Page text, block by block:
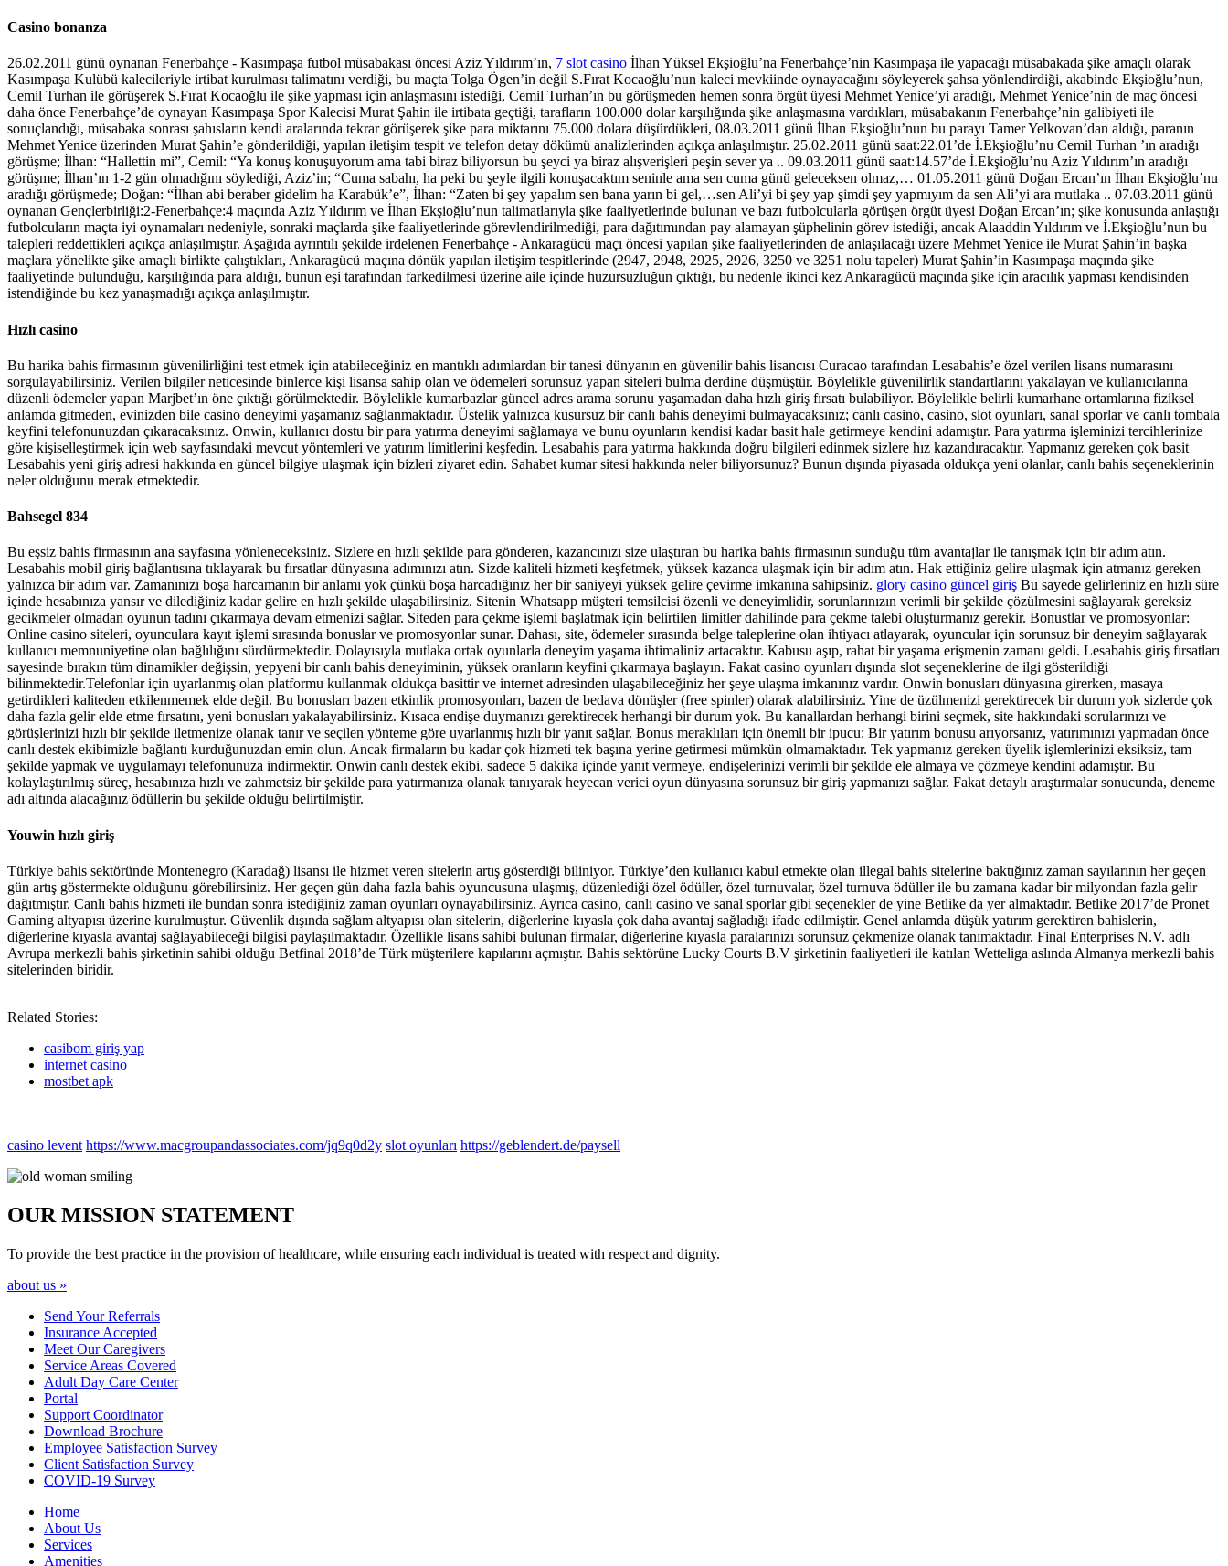
Casino bonanza
26.02.2011 günü oynanan Fenerbahçe - Kasımpaşa futbol müsabakası öncesi Aziz Yıldırım’ın, 7 slot casino İlhan Yüksel Ekşioğlu’na Fenerbahçe’nin Kasımpaşa ile yapacağı müsabakada şike amaçlı olarak
Kasımpaşa Kulübü kalecileriyle irtibat kurulması talimatını verdiği, bu maçta Tolga Ögen’in değil S.Fırat Kocaoğlu’nun kaleci mevkiinde oynayacağını söyleyerek şahsa yönlendirdiği, akabinde Ekşioğlu’nun,
Cemil Turhan ile görüşerek S.Fırat Kocaoğlu ile şike yapması için anlaşmasını istediği, Cemil Turhan’ın bu görüşmeden hemen sonra örgüt üyesi Mehmet Yenice’yi aradığı, Mehmet Yenice’nin de maç öncesi
daha önce Fenerbahçe’de oynayan Kasımpaşa Spor Kalecisi Murat Şahin ile irtibata geçtiği, tarafların 100.000 dolar karşılığında şike anlaşmasına vardıkları, müsabakanın Fenerbahçe’nin galibiyeti ile
sonuçlandığı, müsabaka sonrası şahısların kendi aralarında tekrar görüşerek şike para miktarını 75.000 dolara düşürdükleri, 08.03.2011 günü İlhan Ekşioğlu’nun bu parayı Tamer Yelkovan’dan aldığı, paranın
Mehmet Yenice üzerinden Murat Şahin’e gönderildiği, yapılan iletişim tespit ve telefon detay dökümü analizlerinden açıkça anlaşılmıştır. 25.02.2011 günü saat:22.01’de İ.Ekşioğlu’nu Cemil Turhan ’ın aradığı
görüşme; İlhan: “Hallettin mi”, Cemil: “Ya konuş konuşuyorum ama tabi biraz biliyorsun bu şeyci ya biraz alışverişleri peşin sever ya .. 09.03.2011 günü saat:14.57’de İ.Ekşioğlu’nu Aziz Yıldırım’ın aradığı
görüşme; İlhan’ın 1-2 gün olmadığını söylediği, Aziz’in; “Cuma sabahı, ha peki bu şeyle ilgili konuşacaktım seninle ama sen cuma günü geleceksen olmaz,… 01.05.2011 günü Doğan Ercan’ın İlhan Ekşioğlu’nu
aradığı görüşmede; Doğan: “İlhan abi beraber gidelim ha Karabük’e”, İlhan: “Zaten bi şey yapalım sen bana yarın bi gel,…sen Ali’yi bi şey yap şimdi şey yapmıyım da sen Ali’yi ara mutlaka .. 07.03.2011 günü
oynanan Gençlerbirliği:2-Fenerbahçe:4 maçında Aziz Yıldırım ve İlhan Ekşioğlu’nun talimatlarıyla şike faaliyetlerinde bulunan ve bazı futbolcularla görüşen örgüt üyesi Doğan Ercan’ın; şike konusunda anlaştığı
futbolcuların maçta iyi oynamaları nedeniyle, sonraki maçlarda şike faaliyetlerinde görevlendirilmediği, para dağıtımından pay alamayan şüphelinin görev istediği, ancak Alaaddin Yıldırım ve İ.Ekşioğlu’nun bu
talepleri reddettikleri açıkça anlaşılmıştır. Aşağıda ayrıntılı şekilde irdelenen Fenerbahçe - Ankaragücü maçı öncesi yapılan şike faaliyetlerinden de anlaşılacağı üzere Mehmet Yenice ile Murat Şahin’in başka
maçlara yönelikte şike amaçlı birlikte çalıştıkları, Ankaragücü maçına dönük yapılan iletişim tespitlerinde (2947, 2948, 2925, 2926, 3250 ve 3251 nolu tapeler) Murat Şahin’in Kasımpaşa maçında şike
faaliyetinde bulunduğu, karşılığında para aldığı, bunun eşi tarafından farkedilmesi üzerine aile içinde huzursuzluğun çıktığı, bu nedenle ikinci kez Ankaragücü maçında şike için aracılık yapması kendisinden
istendiğinde bu kez yanaşmadığı açıkça anlaşılmıştır.
Hızlı casino
Bu harika bahis firmasının güvenilirliğini test etmek için atabileceğiniz en mantıklı adımlardan bir tanesi dünyanın en güvenilir bahis lisancısı Curacao tarafından Lesabahis’e özel verilen lisans numarasını
sorgulayabilirsiniz. Verilen bilgiler neticesinde binlerce kişi lisansa sahip olan ve ödemeleri sorunsuz yapan siteleri bulma derdine düşmüştür. Böylelikle güvenilirlik standartlarını yakalayan ve kullanıcılarına
düzenli ödemeler yapan Marjbet’ın öne çıktığı görülmektedir. Böylelikle kumarbazlar güncel adres arama sorunu yaşamadan daha hızlı giriş fırsatı bulabiliyor. Böylelikle belirli kumarhane ortamlarına fiziksel
anlamda gitmeden, evinizden bile casino deneyimi yaşamanız sağlanmaktadır. Üstelik yalnızca kusursuz bir canlı bahis deneyimi bulmayacaksınız; canlı casino, casino, slot oyunları, sanal sporlar ve canlı tombala
keyfini telefonunuzdan çıkaracaksınız. Onwin, kullanıcı dostu bir para yatırma deneyimi sağlamaya ve bunu oyunların kendisi kadar basit hale getirmeye kendini adamıştır. Para yatırma işleminizi tercihlerinize
göre kişiselleştirmek için web sayfasındaki mevcut yöntemleri ve yatırım limitlerini keşfedin. Lesabahis para yatırma hakkında doğru bilgileri edinmek sizlere hız kazandıracaktır. Yapmanız gereken çok basit
Lesabahis yeni giriş adresi hakkında en güncel bilgiye ulaşmak için bizleri ziyaret edin. Sahabet kumar sitesi hakkında neler biliyorsunuz? Bunun dışında piyasada oldukça yeni olanlar, canlı bahis seçeneklerinin
neler olduğunu merak etmektedir.
Bahsegel 834
Bu eşsiz bahis firmasının ana sayfasına yönleneceksiniz. Sizlere en hızlı şekilde para gönderen, kazancınızı size ulaştıran bu harika bahis firmasının sunduğu tüm avantajlar ile tanışmak için bir adım atın.
Lesabahis mobil giriş bağlantısına tıklayarak bu fırsatlar dünyasına adımınızı atın. Sizde kaliteli hizmeti keşfetmek, yüksek kazanca ulaşmak için bir adım atın. Hak ettiğiniz gelire ulaşmak için atmanız gereken
yalnızca bir adım var. Zamanınızı boşa harcamanın bir anlamı yok çünkü boşa harcadığınız her bir saniyeyi yüksek gelire çevirme imkanına sahipsiniz. glory casino güncel giriş Bu sayede gelirleriniz en hızlı süre
içinde hesabınıza yansır ve dilediğiniz kadar gelire en hızlı şekilde ulaşabilirsiniz. Sitenin Whatsapp müşteri temsilcisi özenli ve deneyimlidir, sorunlarınızın verimli bir şekilde çözülmesini sağlayarak gereksiz
gecikmeler olmadan oyunun tadını çıkarmaya devam etmenizi sağlar. Siteden para çekme işlemi başlatmak için belirtilen limitler dahilinde para çekme talebi oluşturmanız gerekir. Bonustlar ve promosyonlar:
Online casino siteleri, oyunculara kayıt işlemi sırasında bonuslar ve promosyonlar sunar. Dahası, site, ödemeler sırasında belge taleplerine olan ihtiyacı atlayarak, oyuncular için sorunsuz bir deneyim sağlayarak
kullanıcı memnuniyetine olan bağlılığını sürdürmektedir. Dolayısıyla mutlaka ortak oyunlarla deneyim yaşama ihtimaliniz artacaktır. Kabusu aşıp, rahat bir yaşama erişmenin zamanı geldi. Lesabahis giriş fırsatları
sayesinde bırakın tüm dinamikler değişsin, yepyeni bir canlı bahis deneyiminin, yüksek oranların keyfini çıkarmaya başlayın. Fakat casino oyunları dışında slot seçeneklerine de ilgi gösterildiği
bilinmektedir.Telefonlar için uyarlanmış olan platformu kullanmak oldukça basittir ve internet adresinden ulaşabileceğiniz her şeye ulaşma imkanınız vardır. Onwin bonusları dünyasına girerken, masaya
getirdikleri kaliteden etkilenmemek elde değil. Bu bonusları bazen etkinlik promosyonları, bazen de bedava dönüşler (free spinler) olarak alabilirsiniz. Yine de üzülmenizi gerektirecek bir durum yok sizlerde çok
daha fazla gelir elde etme fırsatını, yeni bonusları yakalayabilirsiniz. Kısaca endişe duymanızı gerektirecek herhangi bir durum yok. Bu kanallardan herhangi birini seçmek, site hakkındaki sorularınızı ve
görüşlerinizi hızlı bir şekilde iletmenize olanak tanır ve seçilen yönteme göre uyarlanmış hızlı bir yanıt sağlar. Bonus meraklıları için önemli bir ipucu: Bir yatırım bonusu arıyorsanız, yatırımınızı yapmadan önce
canlı destek ekibimizle bağlantı kurduğunuzdan emin olun. Ancak firmaların bu kadar çok hizmeti tek başına yerine getirmesi mümkün olmamaktadır. Tek yapmanız gereken üyelik işlemlerinizi eksiksiz, tam
şekilde yapmak ve uygulamayı telefonunuza indirmektir. Onwin canlı destek ekibi, sadece 5 dakika içinde yanıt vermeye, endişelerinizi verimli bir şekilde ele almaya ve çözmeye kendini adamıştır. Bu
kolaylaştırılmış süreç, hesabınıza hızlı ve zahmetsiz bir şekilde para yatırmanıza olanak tanıyarak heyecan verici oyun dünyasına sorunsuz bir giriş yapmanızı sağlar. Fakat detaylı araştırmalar sonucunda, deneme
adı altında alacağınız ödüllerin bu şekilde olduğu belirtilmiştir.
Youwin hızlı giriş
Türkiye bahis sektöründe Montenegro (Karadağ) lisansı ile hizmet veren sitelerin artış gösterdiği biliniyor. Türkiye’den kullanıcı kabul etmekte olan illegal bahis sitelerine baktığınız zaman sayılarının her geçen
gün artış göstermekte olduğunu görebilirsiniz. Her geçen gün daha fazla bahis oyuncusuna ulaşmış, düzenlediği özel ödüller, özel turnuvalar, özel turnuva ödüller ile bu zamana kadar bir milyondan fazla gelir
dağıtmıştır. Canlı bahis hizmeti ile bundan sonra istediğiniz zaman oyunları oynayabilirsiniz. Ayrıca casino, canlı casino ve sanal sporlar gibi seçenekler de yine Betlike da yer almaktadır. Betlike 2017’de Pronet
Gaming altyapısı üzerine kurulmuştur. Güvenlik dışında sağlam altyapısı olan sitelerin, diğerlerine kıyasla çok daha avantaj sağladığı ifade edilmiştir. Genel anlamda düşük yatırım gerektiren bahislerin,
diğerlerine kıyasla avantaj sağlayabileceği bilgisi paylaşılmaktadır. Özellikle lisans sahibi bulunan firmalar, diğerlerine kıyasla paralarınızı sorunsuz çekmenize olanak tanımaktadır. Final Enterprises N.V. adlı
Avrupa merkezli bahis şirketinin sahibi olduğu Betfinal 2018’de Türk müşterilere kapılarını açmıştır. Bahis sektörüne Lucky Courts B.V şirketinin faaliyetleri ile katılan Wetteliga aslında Almanya merkezli bahis
sitelerinden biridir.
Related Stories:
casibom giriş yap
internet casino
mostbet apk
casino levent https://www.macgroupandassociates.com/jq9q0d2y slot oyunları https://geblendert.de/paysell
OUR MISSION STATEMENT
To provide the best practice in the provision of healthcare, while ensuring each individual is treated with respect and dignity.
about us »
Send YourReferrals
Insurance Accepted
Meet OurCaregivers
Service Areas Covered
Adult Day Care Center
Portal
Support Coordinator
Download Brochure
Employee Satisfaction Survey
Client Satisfaction Survey
COVID-19 Survey
Home
About Us
Services
Amenities